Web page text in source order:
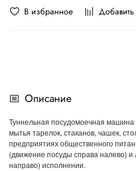
В избранное
Описание
Туннельная посудомоечная
мытья тарелок, стаканов, чашек,
предприятиях общественного
(движение посуды справа налево)
направо) исполнении.